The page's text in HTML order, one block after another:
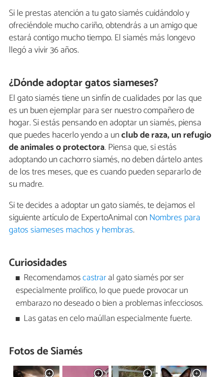
Si le prestas atención a tu gato siamés cuidándolo y
ofreciéndole mucho cariño, obtendrás a un amigo que
estará contigo mucho tiempo. El siamés más longevo
llegó a vivir 36 años.
¿Dónde adoptar gatos siameses?
El gato siamés tiene un sinfín de cualidades por las que
es un buen ejemplar para ser nuestro compañero de
hogar. Si estás pensando en adoptar un siamés, piensa
que puedes hacerlo yendo a unclub de raza, un refugio
de animales o protectora. Piensa que, si estás
adoptando un cachorro siamés, no deben dártelo antes
de los tres meses, que es cuando pueden separarlo de
su madre.
Si te decides a adoptar un gato siamés, te dejamos el
siguiente artículo de ExpertoAnimal conNombres para
gatos siameses machos y hembras.
Curiosidades
Recomendamoscastraral gato siamés por ser
especialmente prolífico, lo que puede provocar un
embarazo no deseado o bien a problemas infecciosos.
Las gatas en celo maúllan especialmente fuerte.
Fotos de Siamés